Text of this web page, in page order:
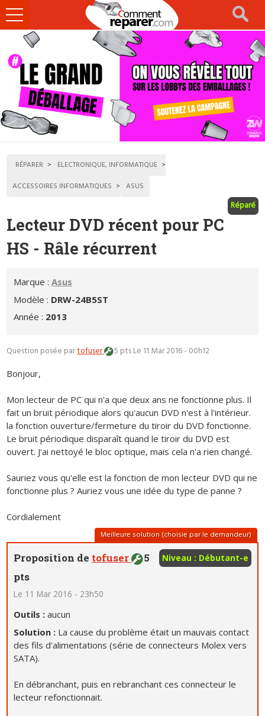
Ouvrir
le
menu
RÉPARER
ELECTRONIQUE, INFORMATIQUE
ACCESSOIRES INFORMATIQUES
ASUS
Réparé
Lecteur DVD récent pour PC
HS - Râle récurrent
Marque :Asus
Modèle : DRW-24B5ST
Année : 2013
Question posée partofuser 5 ptsLe 11 Mar 2016 - 00h12
Bonjour,
Mon lecteur de PC qui n'a que deux ans ne fonctionne plus. Il
fait un bruit périodique alors qu'aucun DVD n'est à l'intérieur.
la fonction ouverture/fermeture du tiroir du DVD fonctionne.
Le bruit périodique disparaît quand le tiroir du DVD est
ouvert. J'ai nettoyé le bloc optique, mais cela n'a rien changé.
Sauriez vous qu'elle est la fonction de mon lecteur DVD qui ne
fonctionne plus ? Auriez vous une idée du type de panne ?
Cordialement
Meilleure solution (choisie par le demandeur)
Niveau : Débutant-e
Proposition de tofuser
5
pts
Le 11 Mar 2016 - 23h50
Outils :aucun
Solution : La cause du problème était un mauvais contact
des fils d'alimentations (série de connecteurs Molex vers
SATA).
En débranchant, puis en rebranchant ces connecteur le
lecteur refonctionnait.